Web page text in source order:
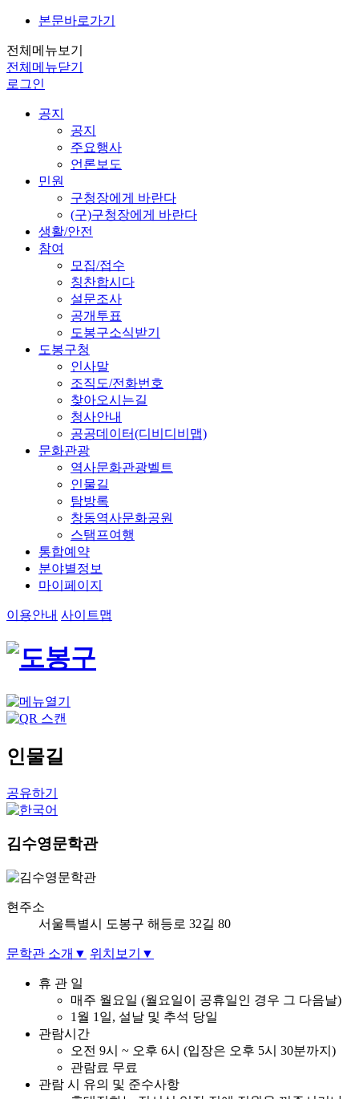
본문바로가기
전체메뉴보기
전체메뉴닫기
로그인
공지
공지
주요행사
언론보도
민원
구청장에게 바란다
(구)구청장에게 바란다
생활/안전
참여
모집/접수
칭찬합시다
설문조사
공개투표
도봉구소식받기
도봉구청
인사말
조직도/전화번호
찾아오시는길
청사안내
공공데이터(디비디비맵)
문화관광
역사문화관광벨트
인물길
탐방록
창동역사문화공원
스탬프여행
통합예약
분야별정보
마이페이지
이용안내 사이트맵
인물길
공유하기
김수영문학관
현주소
서울특별시 도봉구 해등로 32길 80
문학관 소개 ▼ 위치보기 ▼
휴 관 일
매주 월요일 (월요일이 공휴일인 경우 그 다음날)
1월 1일, 설날 및 추석 당일
관람시간
오전 9시 ~ 오후 6시 (입장은 오후 5시 30분까지)
관람료 무료
관람 시 유의 및 준수사항